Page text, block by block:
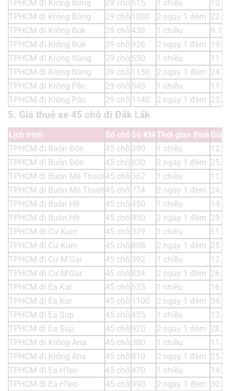
TPHCM đi Krông Bông
29 chỗ 515 1 chiều
TPHCM đi Krông Bông
29 chỗ 1080 2 ngày 1 đêm
TPHCM đi Krông Búk
29 chỗ 438 1 chiều
TPHCM đi Krông Búk
29 chỗ 926 2 ngày 1 đêm
TPHCM đi Krông Năng
29 chỗ 550 1 chiều
TPHCM đi Krông Năng
29 chỗ 1150 2 ngày 1 đêm
TPHCM đi Krông Pắc
29 chỗ 545 1 chiều
TPHCM đi Krông Pắc
29 chỗ 1140 2 ngày 1 đêm
5. Giá thuê xe 45 chỗ đi Đắk Lắk
Lịch trình Số chỗ Số KM Thời gian thuê Giá
TPHCM đi Buôn Đôn
45 chỗ 390 1 chiều
TPHCM đi Buôn Đôn
45 chỗ 830 2 ngày 1 đêm
TPHCM đi Buôn Mê Thuột45 chỗ 362 1 chiều
TPHCM đi Buôn Mê Thuột45 chỗ 774 2 ngày 1 đêm
TPHCM đi Buôn Hồ
45 chỗ 450 1 chiều
TPHCM đi Buôn Hồ
45 chỗ 950 2 ngày 1 đêm
TPHCM đi Cư Kuin
45 chỗ 379 1 chiều
TPHCM đi Cư Kuin
45 chỗ 808 2 ngày 1 đêm
TPHCM đi Cư M’Gar
45 chỗ 392 1 chiều
TPHCM đi Cư M’Gar
45 chỗ 834 2 ngày 1 đêm
TPHCM đi Ea Kar
45 chỗ 525 1 chiều
TPHCM đi Ea Kar
45 chỗ 1100 2 ngày 1 đêm
TPHCM đi Ea Súp
45 chỗ 435 1 chiều
TPHCM đi Ea Súp
45 chỗ 920 2 ngày 1 đêm
TPHCM đi Krông Ana
45 chỗ 380 1 chiều
TPHCM đi Krông Ana
45 chỗ 810 2 ngày 1 đêm
TPHCM đi Ea H’leo
45 chỗ 470 1 chiều
TPHCM đi Ea H’leo
45 chỗ 990 2 ngày 1 đêm